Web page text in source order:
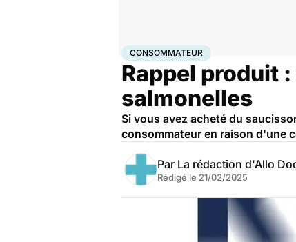
AccueilSantéConsommateur
CONSOMMATEUR
Rappel produit
salmonelles
Si vous avez acheté du
consommateur en raison d'une
Par La rédaction d'Allo
Rédigé le 21/02/2025